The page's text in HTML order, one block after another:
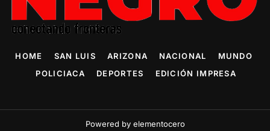
HOME SAN LUIS ARIZONA NACIONAL
MUNDO
POLICIACA
DEPORTES EDICIÓN IMPRESA
Powered by elementocero